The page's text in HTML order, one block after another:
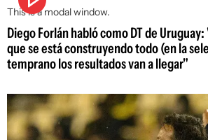
This is a modal window.
Diego Forlán habló como DT de
que se está construyendo todo (en la
temprano los resultados van a llegar"